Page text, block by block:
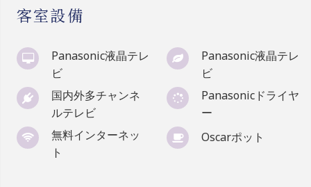
客室設備
Panasonic液晶テレ
ビ
国内外多チャンネ
ルテレビ
無料インターネッ
ト
Panasonic液晶テレ
ビ
Panasonicドライヤ
ー
Oscarポット